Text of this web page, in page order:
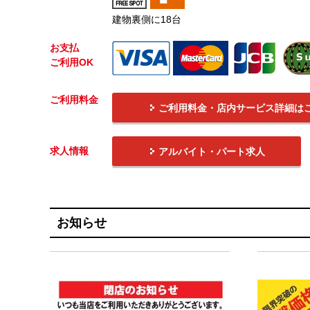
建物裏側に18台
お支払
ご利用OK
ご利用料金
ご利用料金・店内サービス詳細は
求人情報 アルバイト・パート求人
お知らせ